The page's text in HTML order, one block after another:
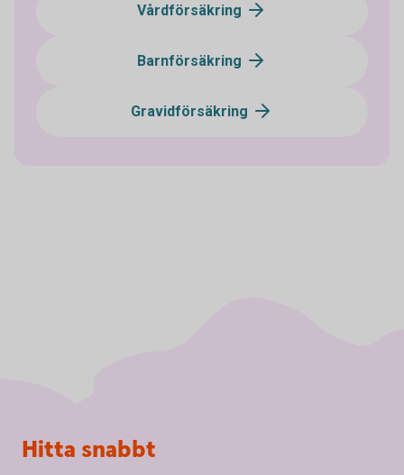
Vårdförsäkring
Barnförsäkring
Gravidförsäkring
Sidfot
Hitta snabbt